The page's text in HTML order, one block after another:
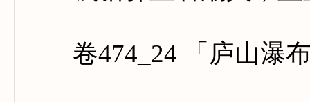
卷474_24 「庐山瀑